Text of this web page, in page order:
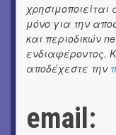
ΘΕΑΤΡΟ / ΧΟΡΟΣ
«Μήδεια» του
9o Φεστιβάλ
ΘΕΑΤΡΟ / ΧΟΡΟΣ
«Ίων» του Ευρυπίδη
μόνο για την
και περιοδικών
ενδιαφέροντος.
αποδέχεστε την
email: